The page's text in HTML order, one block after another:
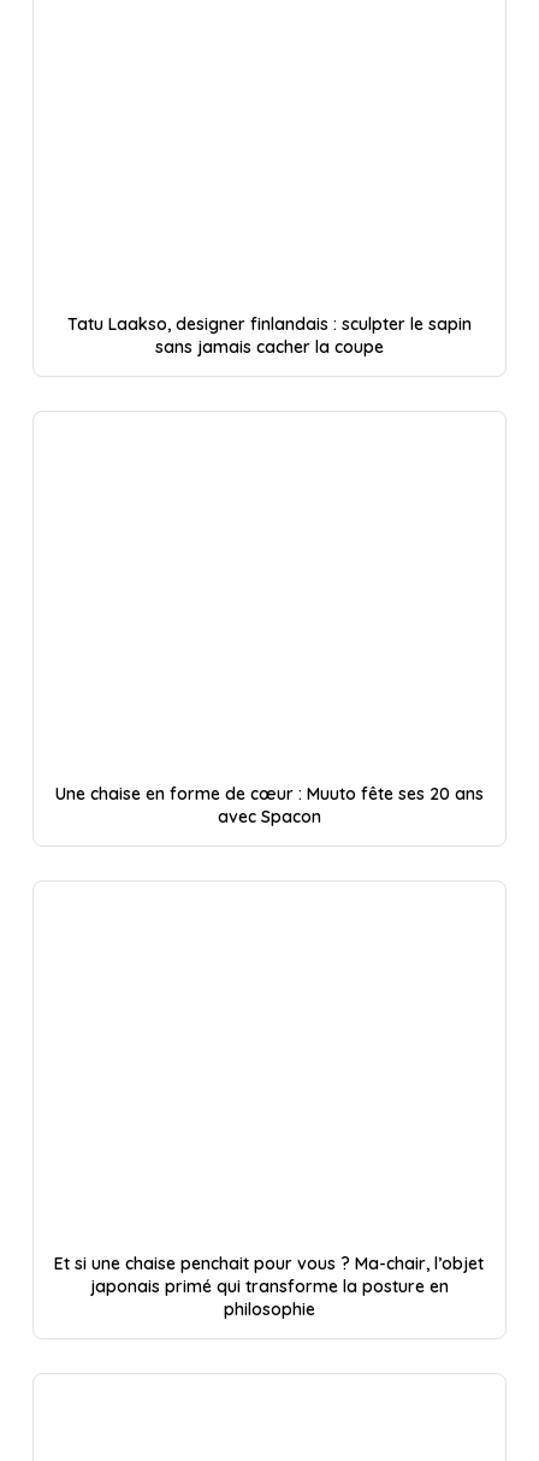
Tatu Laakso, designer finlandais : sculpter le sapin
sans jamais cacher la coupe
Une chaise en forme de cœur : Muuto fête ses 20 ans
avec Spacon
Et si une chaise penchait pour vous ? Ma-chair, l’objet
japonais primé qui transforme la posture en
philosophie